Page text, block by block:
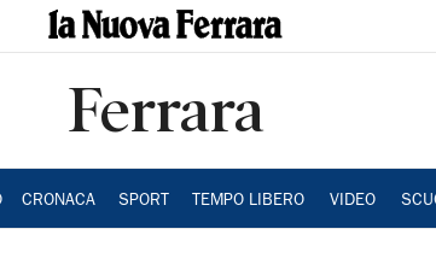
Ferrara
CRONACA SPORT TEMPO LIBERO VIDEO